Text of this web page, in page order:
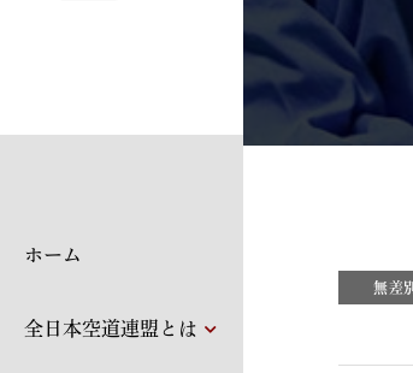
ホーム
全日本空道連盟とは
無差別